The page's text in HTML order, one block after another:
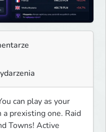
can play as your
prexisting one. Raid
Towns! Active